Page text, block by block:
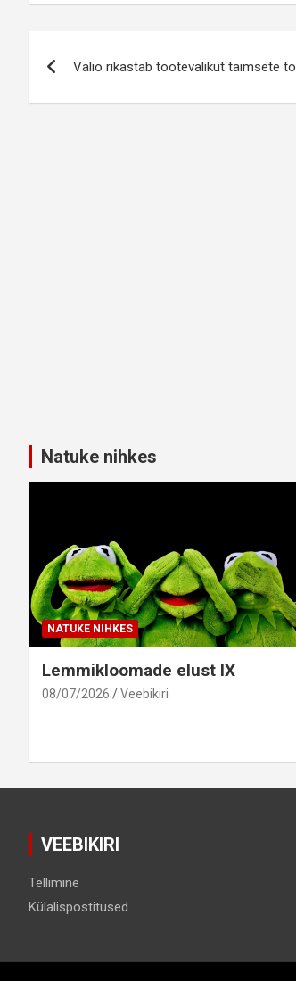
Valio rikastab tootevalikut taimsete
Natuke nihkes
NATUKE NIHKES
Lemmikloomade elust IX
08/07/2026 Veebikiri
VEEBIKIRI
Tellimine
Külalispostitused